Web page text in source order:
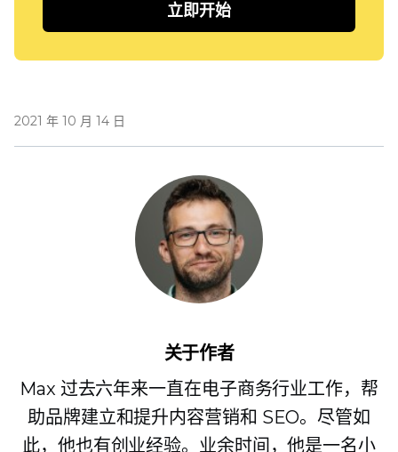
立即开始
2021 年 10 月 14 日
关于作者
Max 过去六年来一直在电子商务行业工作，帮
助品牌建立和提升内容营销和 SEO。尽管如
此，他也有创业经验。业余时间，他是一名小